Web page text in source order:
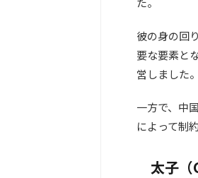
彼の身の回
要な要素と
営しました。
一方で、中
によって制
太子